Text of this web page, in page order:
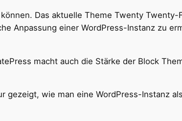
Das aktuelle Theme Twenty Twenty-
Anpassung einer WordPress-Instanz zu
macht auch die Stärke der Block
wie man eine WordPress-Instanz